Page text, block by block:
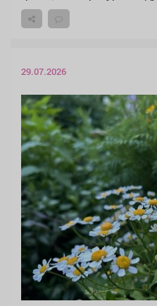
29.07.2026